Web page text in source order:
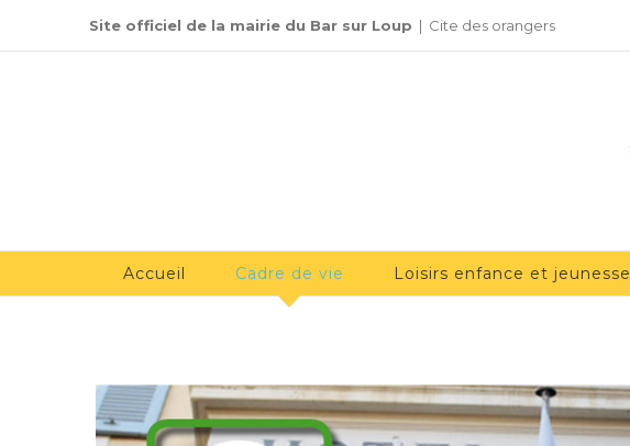
au
Site officiel de la mairie du Bar sur Loup | Cite des orangers
Accueil Cadre de vie Loisirs enfance et jeunesse
Voir
l'image